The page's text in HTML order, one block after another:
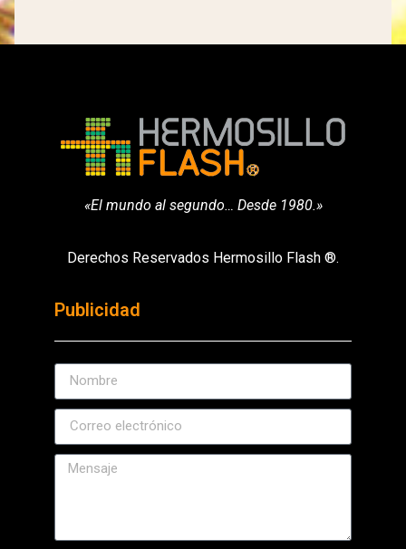
«El mundo al segundo… Desde 1980.»
Derechos Reservados Hermosillo Flash ®.
Publicidad